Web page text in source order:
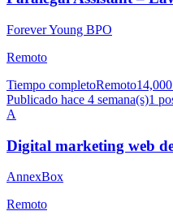
Forever Young BPO
Remoto
Tiempo completoRemoto
Publicado hace 4 semana(s)1
A
Digital marketing web
AnnexBox
Remoto